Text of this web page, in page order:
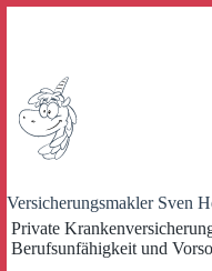
Versicherungsmakler Sven
Private
Berufsunfähigkeit und